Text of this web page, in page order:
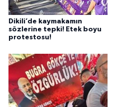
Dikili’de kaymakamın
sözlerine tepki! Etek boyu
protestosu!